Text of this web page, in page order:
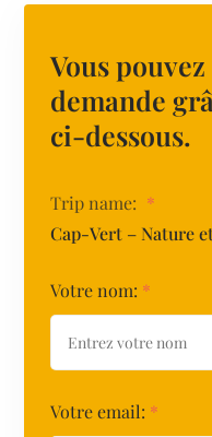
Vous
demande
ci-dessous.
Trip name: *
Cap-Vert – Nature
Votre nom: *
Votre email: *